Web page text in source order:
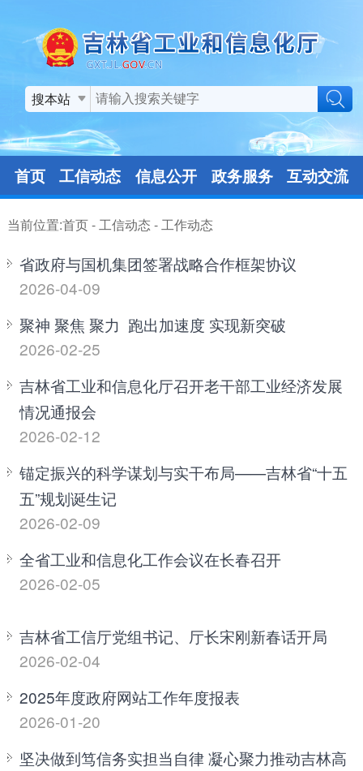
搜本站
首页 工信动态 信息公开 政务服务 互动交流
当前位置:首页-工信动态-工作动态
省政府与国机集团签署战略合作框架协议
2026-04-09
聚神 聚焦 聚力 跑出加速度 实现新突破
2026-02-25
吉林省工业和信息化厅召开老干部工业经济发展
情况通报会
2026-02-12
锚定振兴的科学谋划与实干布局——吉林省“十五
五”规划诞生记
2026-02-09
全省工业和信息化工作会议在长春召开
2026-02-05
吉林省工信厅党组书记、厅长宋刚新春话开局
2026-02-04
2025年度政府网站工作年度报表
2026-01-20
坚决做到笃信务实担当自律 凝心聚力推动吉林高